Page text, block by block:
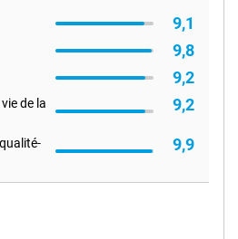
9,1
9,8
9,2
de la
9,2
9,9